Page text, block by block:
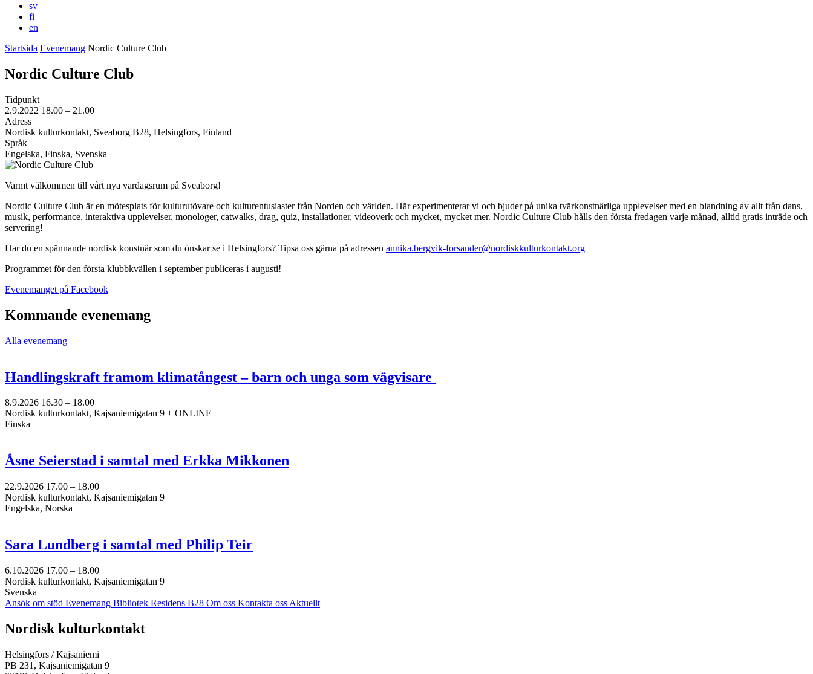
sv
fi
en
Startsida Evenemang Nordic Culture Club
Nordic Culture Club
Tidpunkt
2.9.2022 18.00 – 21.00
Adress
Nordisk kulturkontakt, Sveaborg B28, Helsingfors, Finland
Språk
Engelska, Finska, Svenska
Varmt välkommen till vårt nya vardagsrum på Sveaborg!
Nordic Culture Club är en mötesplats för kulturutövare och kulturentusiaster från Norden och världen. Här experimenterar vi och bjuder på unika tvärkonstnärliga upplevelser med en blandning av allt från dans,
musik, performance, interaktiva upplevelser, monologer, catwalks, drag, quiz, installationer, videoverk och mycket, mycket mer. Nordic Culture Club hålls den första fredagen varje månad, alltid gratis inträde och
servering!
Har du en spännande nordisk konstnär som du önskar se i Helsingfors? Tipsa oss gärna på adressen annika.bergvik-forsander@nordiskkulturkontakt.org
Programmet för den första klubbkvällen i september publiceras i augusti!
Evenemanget på FacebookÖppnas
ny
Kommande evenemang
Alla evenemang
Handlingskraft framom klimatångest – barn och unga som vägvisare
8.9.2026 16.30 – 18.00
Nordisk kulturkontakt, Kajsaniemigatan 9 + ONLINE
Finska
Åsne Seierstad i samtal med Erkka Mikkonen
22.9.2026 17.00 – 18.00
Nordisk kulturkontakt, Kajsaniemigatan 9
Engelska, Norska
Sara Lundberg i samtal med Philip Teir
6.10.2026 17.00 – 18.00
Nordisk kulturkontakt, Kajsaniemigatan 9
Svenska
Ansök om stöd Evenemang Bibliotek Residens B28 Om oss Kontakta oss Aktuellt
Facebook:
Öppnas
en
ny
Instagram:
Öppnas
en
ny
TikTok:
Öppnas
en
ny
Youtube:
Öppnas
en
ny
Vimeo:
Öppnas
en
ny
Nordisk kulturkontakt
Helsingfors / Kajsaniemi
PB 231, Kajsaniemigatan 9